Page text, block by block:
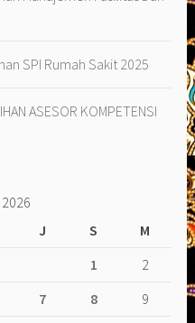
SPI Rumah Sakit 2025
ASESOR KOMPETENSI
J S
M
1
2
7 8
9